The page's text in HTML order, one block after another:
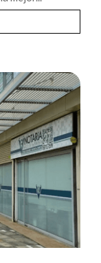
en